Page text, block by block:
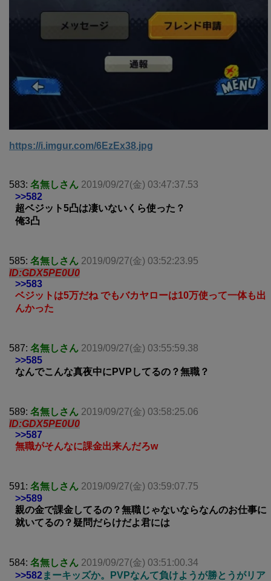
https://i.imgur.com/6EzEx38.jpg
583: 名無しさん 2019/09/27(金) 03:47:37.53
>>582
超ベジット5凸は凄いないくら使った？
俺3凸
585: 名無しさん 2019/09/27(金) 03:52:23.95
ID:GDX5PE0U0
>>583
ベジットは5万だね でもバカヤローは10万使って一体も出
んかった
587: 名無しさん 2019/09/27(金) 03:55:59.38
>>585
なんでこんな真夜中にPVPしてるの？無職？
589: 名無しさん 2019/09/27(金) 03:58:25.06
ID:GDX5PE0U0
>>587
無職がそんなに課金出来んだろw
591: 名無しさん 2019/09/27(金) 03:59:07.75
>>589
親の金で課金してるの？無職じゃないならなんのお仕事に
就いてるの？疑問だらけだよ君には
584: 名無しさん 2019/09/27(金) 03:51:00.34
>>582まーキッズか。PVPなんて負けようが勝とうがリア